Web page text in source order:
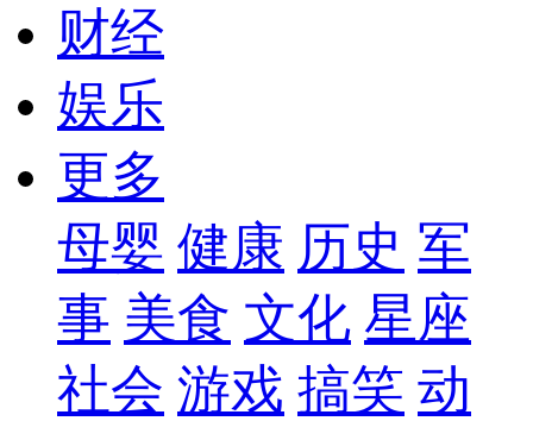
财经
娱乐
更多
母婴 健康 历史 军
事 美食 文化 星座
社会 游戏 搞笑 动